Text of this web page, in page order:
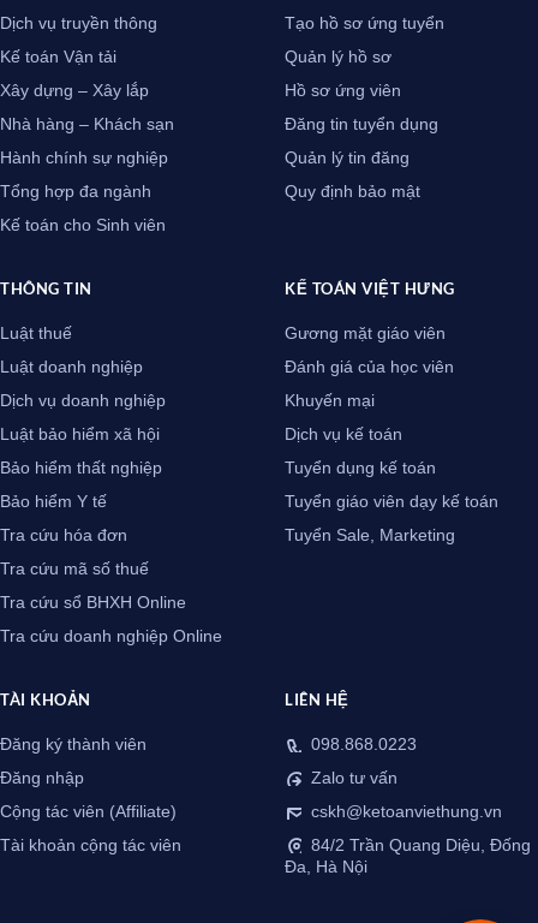
Dịch vụ truyền thông
Kế toán Vận tải
Xây dựng – Xây lắp
Nhà hàng – Khách sạn
Hành chính sự nghiệp
Tổng hợp đa ngành
Kế toán cho Sinh viên
Tạo hồ sơ ứng tuyển
Quản lý hồ sơ
Hồ sơ ứng viên
Đăng tin tuyển dụng
Quản lý tin đăng
Quy định bảo mật
THÔNG TIN
Luật thuế
Luật doanh nghiệp
Dịch vụ doanh nghiệp
Luật bảo hiểm xã hội
Bảo hiểm thất nghiệp
Bảo hiểm Y tế
Tra cứu hóa đơn
Tra cứu mã số thuế
Tra cứu sổ BHXH Online
Tra cứu doanh nghiệp Online
KẾ TOÁN VIỆT HƯNG
Gương mặt giáo viên
Đánh giá của học viên
Khuyến mại
Dịch vụ kế toán
Tuyển dụng kế toán
Tuyển giáo viên dạy kế toán
Tuyển Sale, Marketing
TÀI KHOẢN
Đăng ký thành viên
Đăng nhập
Cộng tác viên (Affiliate)
Tài khoản cộng tác viên
LIÊN HỆ
098.868.0223
Zalo tư vấn
cskh@ketoanviethung.vn
84/2 Trần Quang Diệu, Đống
Đa, Hà Nội